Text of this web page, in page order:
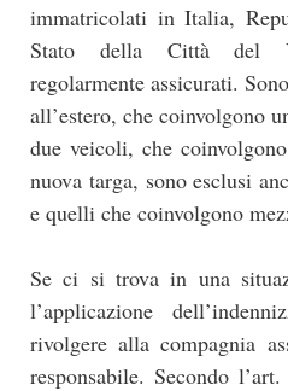
immatricolati in Italia,
Stato della Città del
regolarmente assicurati.
all’estero, che coinvolgono
due veicoli, che
nuova targa, sono esclusi
e quelli che coinvolgono
Se ci si trova in una
l’applicazione
rivolgere alla compagnia
responsabile. Secondo